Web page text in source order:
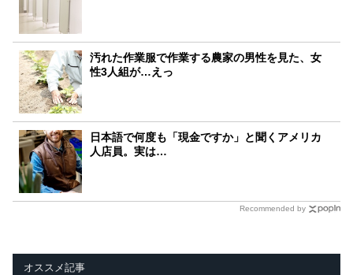
汚れた作業服で作業する農家の男性を見た、女
性3人組が…えっ
日本語で何度も「現金ですか」と聞くアメリカ
人店員。実は…
Recommended by
オススメ記事